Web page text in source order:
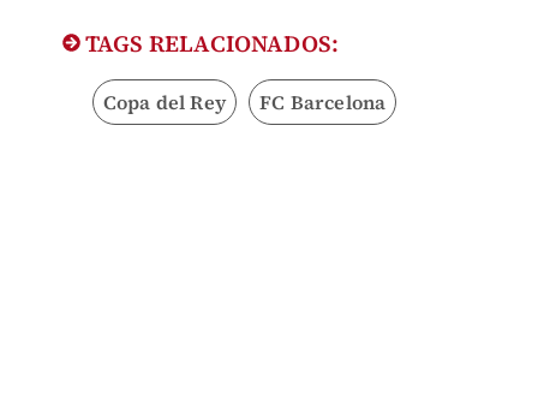
TAGS RELACIONADOS:
Copa del Rey FC Barcelona